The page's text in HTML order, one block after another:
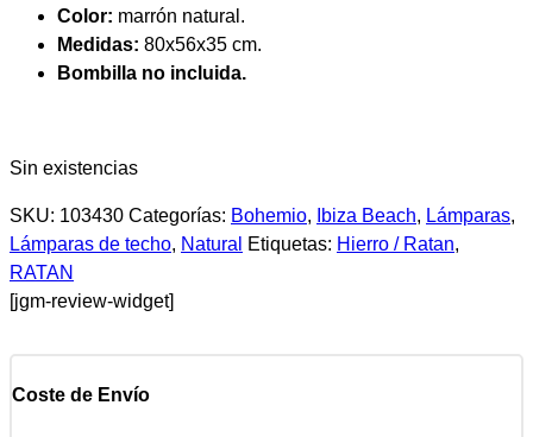
Color: marrón natural.
Medidas: 80x56x35 cm.
Bombilla no incluida.
Sin existencias
SKU: 103430 Categorías: Bohemio, Ibiza Beach, Lámparas,
Lámparas de techo, Natural Etiquetas: Hierro / Ratan,
RATAN
[jgm-review-widget]
Coste de Envío